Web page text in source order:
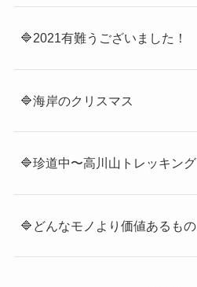
🔷2021有難うございました！
🔷海岸のクリスマス
🔷珍道中〜高川山トレッキング
🔷どんなモノより価値あるもの